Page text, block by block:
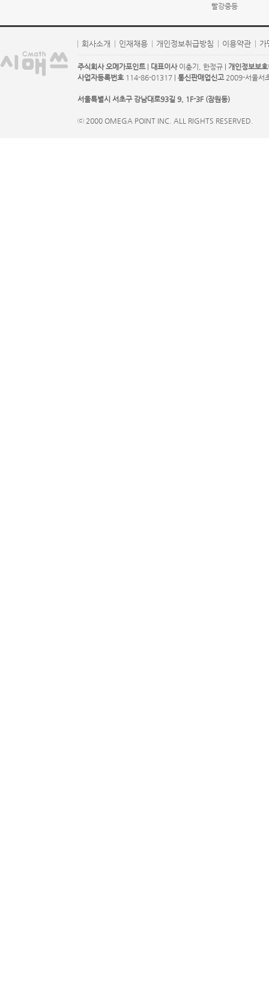
빨강중등
회사소개 인재채용 개인정보취급방침 이용약관 가
주식회사 오메가포인트| 대표이사이충기, 한정규 | 개인정보보
사업자등록번호114-86-01317 | 통신판매업신고2009-서울서
서울특별시 서초구 강남대로93길 9, 1F-3F (잠원동)
ⓒ 2000 OMEGA POINT INC. ALL RIGHTS RESERVED.